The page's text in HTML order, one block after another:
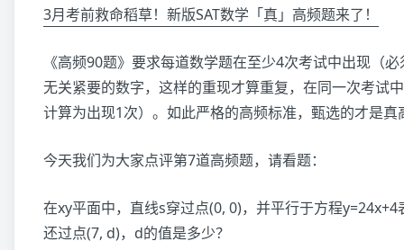
3月考前救命稻草！新版SAT数学「真」高频题来了！
《高频90题》要求每道数学题在至少4次考试中出现（
无关紧要的数字，这样的重现才算重复，在同一次考试
计算为出现1次）。如此严格的高频标准，甄选的才是真
今天我们为大家点评第7道高频题，请看题：
在xy平面中，直线s穿过点(0, 0)，并平行于方程
还过点(7, d)，d的值是多少？